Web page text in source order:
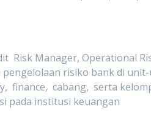
Risk Manager, Operational
risiko bank di unit-
finance, cabang, serta
pada institusi keuangan